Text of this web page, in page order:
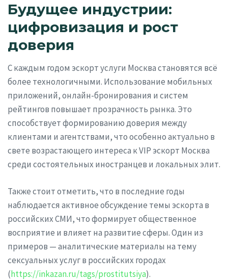
Будущее индустрии:
цифровизация и рост
доверия
С каждым годом эскорт услуги Москва становятся всё
более технологичными. Использование мобильных
приложений, онлайн-бронирования и систем
рейтингов повышает прозрачность рынка. Это
способствует формированию доверия между
клиентами и агентствами, что особенно актуально в
свете возрастающего интереса к VIP эскорт Москва
среди состоятельных иностранцев и локальных элит.
Также стоит отметить, что в последние годы
наблюдается активное обсуждение темы эскорта в
российских СМИ, что формирует общественное
восприятие и влияет на развитие сферы. Один из
примеров — аналитические материалы на тему
сексуальных услуг в российских городах
(https://inkazan.ru/tags/prostitutsiya).